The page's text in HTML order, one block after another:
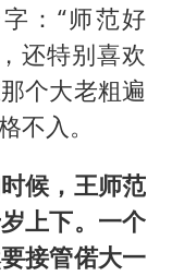
：“师范好
还特别喜欢
个大老粗遍
不入。
候，王师范
上下。一个
接管偌大一